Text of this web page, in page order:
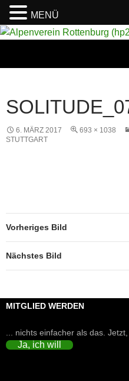
6. MÄRZ 2017 693 × 1038
STUTTGART
Vorheriges Bild
Nächstes Bild
MITGLIED WERDEN
... nichts einfacher als das.
Ja, ich will
MENÜ